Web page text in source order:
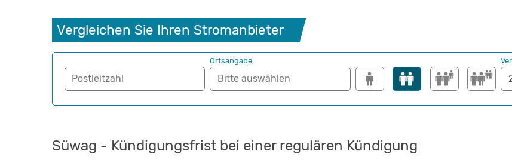
Vergleichen Sie Ihren Stromanbieter
Postleitzahl
Ortsangabe
Süwag - Kündigungsfrist bei einer regulären Kündigung